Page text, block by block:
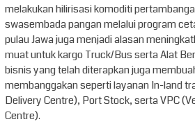
melakukan hilirisasi komoditi
swasembada pangan melalui program
pulau Jawa juga menjadi alasan
muat untuk kargo Truck/Bus serta Alat
bisnis yang telah diterapkan juga
membanggakan seperti layanan In-land
Delivery Centre), Port Stock, serta VPC
Centre).